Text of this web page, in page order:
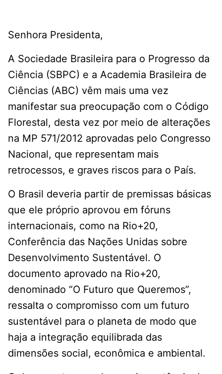
Senhora Presidenta,
A Sociedade Brasileira para o Progresso da
Ciência (SBPC) e a Academia Brasileira de
Ciências (ABC) vêm mais uma vez
manifestar sua preocupação com o Código
Florestal, desta vez por meio de alterações
na MP 571/2012 aprovadas pelo Congresso
Nacional, que representam mais
retrocessos, e graves riscos para o País.
O Brasil deveria partir de premissas básicas
que ele próprio aprovou em fóruns
internacionais, como na Rio+20,
Conferência das Nações Unidas sobre
Desenvolvimento Sustentável. O
documento aprovado na Rio+20,
denominado “O Futuro que Queremos”,
ressalta o compromisso com um futuro
sustentável para o planeta de modo que
haja a integração equilibrada das
dimensões social, econômica e ambiental.